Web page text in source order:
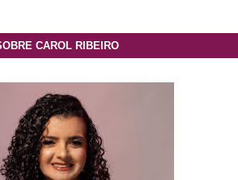
CAROL RIBEIRO